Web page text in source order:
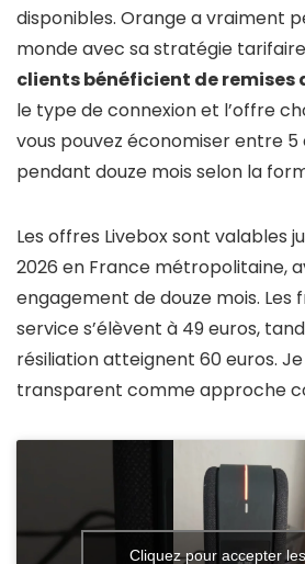
disponibles. Orange a vraiment
monde avec sa stratégie
clients bénéficient de
le type de connexion et l’offre
vous pouvez économiser entre
pendant douze mois selon la
Les offres Livebox sont valables
2026 en France métropolitaine,
engagement de douze mois. Les
service s’élèvent à 49 euros,
résiliation atteignent 60 euros.
transparent comme approche
Cliquez pour accepter